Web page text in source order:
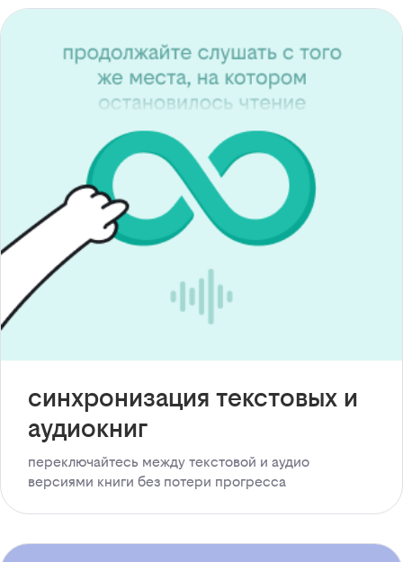
синхронизация текстовых и
аудиокниг
переключайтесь между текстовой и аудио
версиями книги без потери прогресса